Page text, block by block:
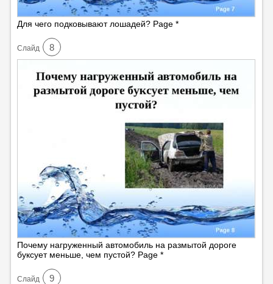
Для чего подковывают лошадей? Page *
Cлайд 8
Почему нагруженный автомобиль на размытой дороге
буксует меньше, чем пустой? Page *
Cлайд 9